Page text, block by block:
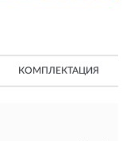
КОМПЛЕКТАЦИЯ